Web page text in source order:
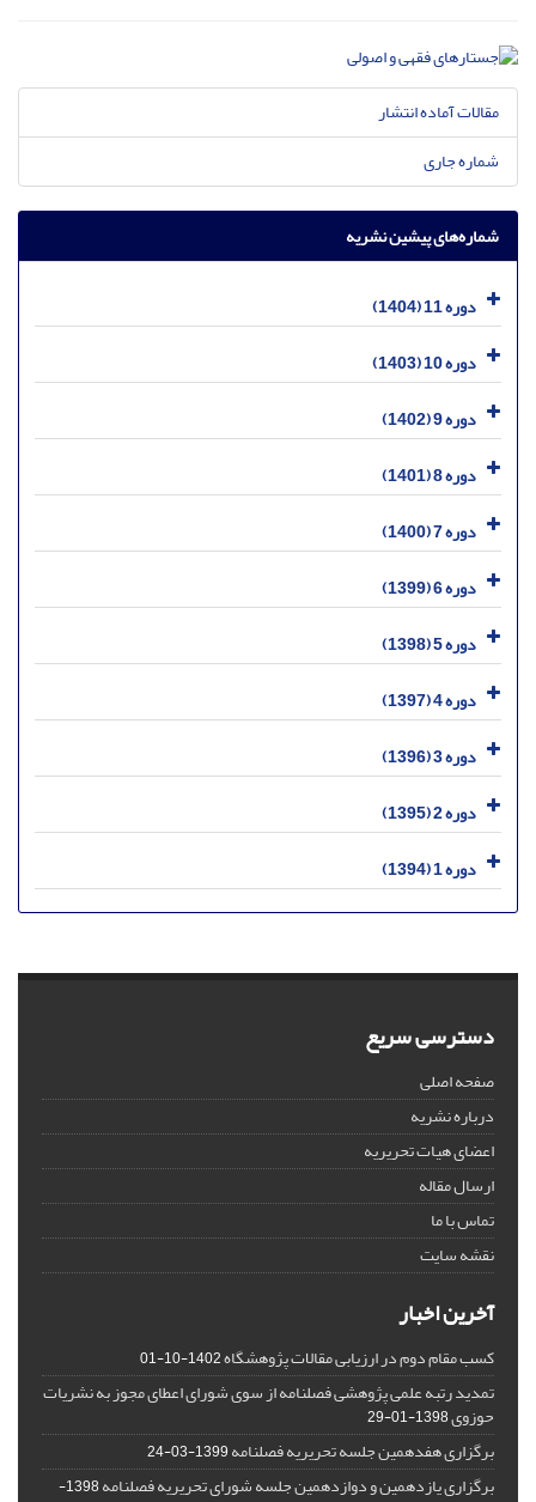
مقالات آماده انتشار
شماره جاری
شماره‌های پیشین نشریه
دوره 11 (1404)
دوره 10 (1403)
دوره 9 (1402)
دوره 8 (1401)
دوره 7 (1400)
دوره 6 (1399)
دوره 5 (1398)
دوره 4 (1397)
دوره 3 (1396)
دوره 2 (1395)
دوره 1 (1394)
دسترسی سریع
صفحه اصلی
درباره نشریه
اعضای هیات تحریریه
ارسال مقاله
تماس با ما
نقشه سایت
آخرین اخبار
کسب مقام دوم در ارزیابی مقالات پژوهشگاه1402-10-01
تمدید رتبه علمی پژوهشی فصلنامه از سوی شورای اعطای مجوز به نشریات
حوزوی1398-01-29
برگزاری هفدهمین جلسه تحریریه فصلنامه1399-03-24
برگزاری یازدهمین و دوازدهمین جلسه شورای تحریریه فصلنامه
1398-